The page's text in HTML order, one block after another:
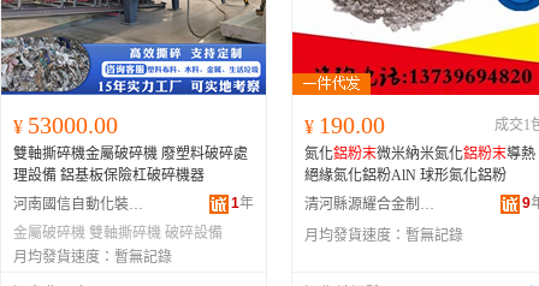
¥ 53000.00
雙軸撕碎機金屬破碎機 廢塑料破碎處
理設備 鋁基板保險杠破碎機器
河南國信自動化裝備有限公司
1年
金屬破碎機 雙軸撕碎機 破碎設備
月均發貨速度： 暫無記錄
¥ 190.00
成交1
氮化鋁粉末微米納米氮化鋁粉末導熱
絕緣氮化鋁粉AlN 球形氮化鋁粉
清河縣源耀合金制品有限公司
9
月均發貨速度： 暫無記錄